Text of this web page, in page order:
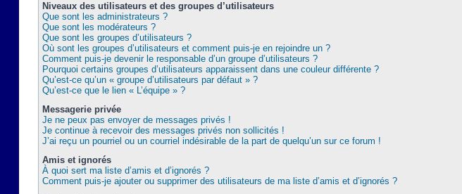
Niveaux des utilisateurs et des groupes d’utilisateurs
Que sont les administrateurs ?
Que sont les modérateurs ?
Que sont les groupes d’utilisateurs ?
Où sont les groupes d’utilisateurs et comment puis-je en rejoindre un ?
Comment puis-je devenir le responsable d’un groupe d’utilisateurs ?
Pourquoi certains groupes d’utilisateurs apparaissent dans une couleur différente ?
Qu’est-ce qu’un « groupe d’utilisateurs par défaut » ?
Qu’est-ce que le lien « L’équipe » ?
Messagerie privée
Je ne peux pas envoyer de messages privés !
Je continue à recevoir des messages privés non sollicités !
J’ai reçu un pourriel ou un courriel indésirable de la part de quelqu’un sur ce forum !
Amis et ignorés
À quoi sert ma liste d’amis et d’ignorés ?
Comment puis-je ajouter ou supprimer des utilisateurs de ma liste d’amis et d’ignorés ?